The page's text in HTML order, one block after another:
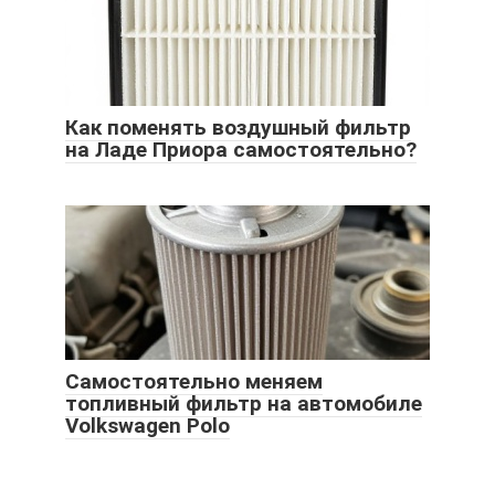
Как поменять воздушный фильтр
на Ладе Приора самостоятельно?
Самостоятельно меняем
топливный фильтр на автомобиле
Volkswagen Polo